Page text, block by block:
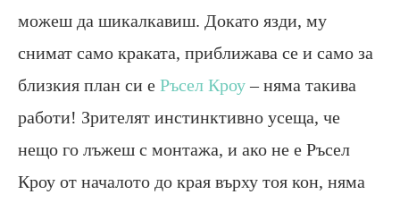
можеш да шикалкавиш. Докато язди, му
снимат само краката, приближава се и само за
близкия план си е Ръсел Кроу– няма такива
работи! Зрителят инстинктивно усеща, че
нещо го лъжеш с монтажа, и ако не е Ръсел
Кроу от началото до края върху тоя кон, няма